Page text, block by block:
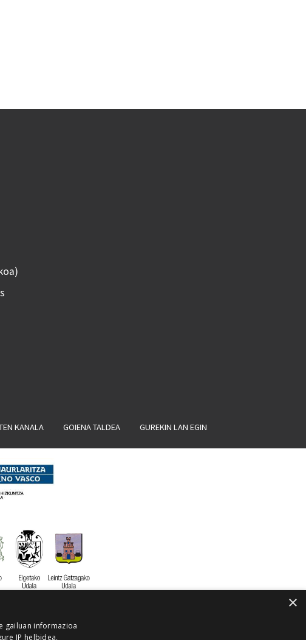
KANALA GOIENA TALDEA GUREKIN LAN EGIN
×
gailuan informazioa
IP helbidea,